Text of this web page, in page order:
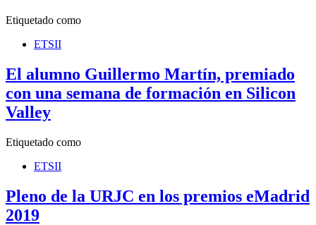
Etiquetado como
ETSII
El alumno Guillermo Martín, premiado
con una semana de formación en Silicon
Valley
Etiquetado como
ETSII
Pleno de la URJC en los premios eMadrid
2019